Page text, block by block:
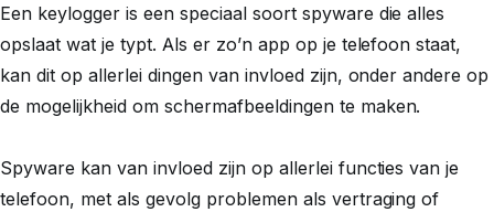
Een keylogger is een speciaal soort spyware die alles
opslaat wat je typt. Als er zo’n app op je telefoon staat,
kan dit op allerlei dingen van invloed zijn, onder andere op
de mogelijkheid om schermafbeeldingen te maken.
Spyware kan van invloed zijn op allerlei functies van je
telefoon, met als gevolg problemen als vertraging of